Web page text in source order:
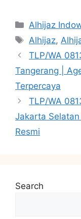
Categories
Alhijaz
Tags
Alhijaz,
TLP/WA
Tangerang |
Terpercaya
TLP/WA
Jakarta
Resmi
Search